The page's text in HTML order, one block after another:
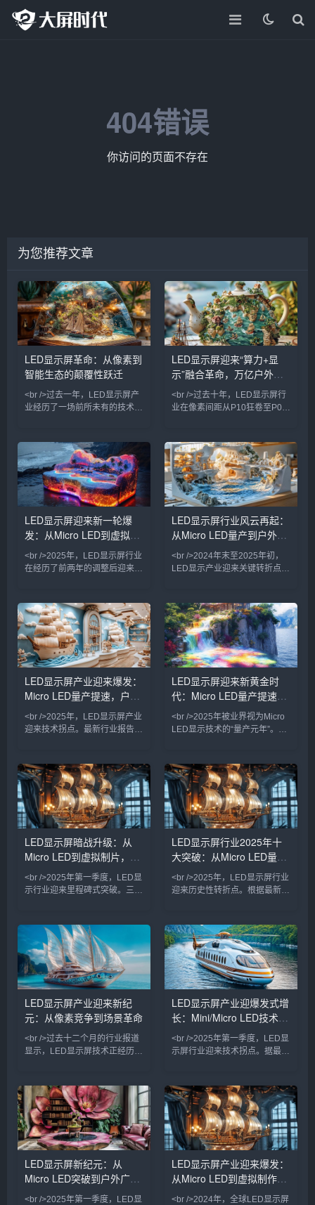
404错误
你访问的页面不存在
为您推荐文章
LED显示屏革命：从像素到
智能生态的颠覆性跃迁
<br />过去一年，LED显示屏产
业经历了一场前所未有的技术爆
电影屏，传统LCD和OLED的统
治地位正被悄然撼动。据最新行
业报告显示，2025年全球LED
显示屏市场规模预计突破120亿
美元，其中Mini LED背光产品
出货量同比增长超200%，而
Micro LED虽未完全量产，但其
在AR眼镜、车载显示等细分领
LED显示屏迎来“算力+显
示”融合革命，万亿户外媒
体市场重新洗牌
<br />过去十年，LED显示屏行
业在像素间距从P10狂卷至P0.9
示，行业正在经历一场由“芯片
倒装+COB集成封装”驱动的根本
性变革。多家头部厂商已实现
P0.4以下Micro LED显示屏的良
率突破，单位成本较2023年下
降近60%。在深圳举行的国际
LED展上，一款采用玻璃基板的
透明Micro LED屏惊艳全场——
LED显示屏迎来新一轮爆
发：从Micro LED到虚拟拍
摄，产业格局正在重塑
<br />2025年，LED显示屏行业
在经历了前两年的调整后迎来强
场规模预计突破120亿美元，同
比增长18%。这一增长背后，是
Mini/Micro LED技术的加速商
用、虚拟制作（Virtual
Production）需求的爆发，以及
户外裸眼3D大屏的普及。从上
游芯片到下游应用，产业链各环
节都在经历一场深刻的效率革
LED显示屏行业风云再起：
从Micro LED量产到户外广
告新蓝海，一场显示革命正
在进行
<br />2024年末至2025年初，
LED显示产业迎来关键转折点。
和超大尺寸无缝拼接屏，像素间
距突破P0.3以下，亮度与寿命较
传统OLED提升数倍。多家设备
厂商透露，巨量转移良率已从去
年不足90%提升至99.99%，成
本骤降60%。这意味着Micro
LED不再只是实验室里的奢侈
品，而是开始进入高端商用显示
LED显示屏产业迎来爆发：
Micro LED量产提速，户外
广告迈向万亿级市场
<br />2025年，LED显示屏产业
迎来技术拐点。最新行业报告显
小时200万颗，远超此前业界预
期。三星、索尼、京东方等巨头
相继发布新一代Micro LED显示
屏，像素间距下探至P0.3以下，
亮度却提升至5000nit以上。这
意味着，在户外强光环境下，
Micro LED依然能呈现细腻画
质，彻底解决了传统LCD和
LED显示屏迎来新黄金时
代：Micro LED量产提速与
户外广告数字化浪潮重塑产
业格局
<br />2025年被业界视为Micro
LED显示技术的“量产元年”。最
华灿光电等企业在Micro LED芯
片巨量转移技术上取得突破性进
展，良率从去年不足60%提升至
85%以上，单颗芯片成本下降近
四成。这意味着，曾被诟病“价
格高昂、难以落地”的Micro LED
大屏，正以每年约30%的速度降
低售价，并率先在高端商业显
LED显示屏暗战升级：从
Micro LED到虚拟制片，一
场改写视觉产业的万亿赛道
竞速
<br />2025年第一季度，LED显
示行业迎来里程碑式突破。三
99.9%，像素间距突破P0.3极
限，而单位成本较三年前下降逾
60%。这意味着曾被视作“下一
代显示技术”的Micro LED，正以
惊人速度从实验室走向商业应
用。<br /><br />在近日落幕的
ISE 2025展会上，超过40家厂
商展出Micro LED透明屏、柔性
LED显示屏行业2025年十
大突破：从Micro LED量产
到AI驱动的透明显示新时代
<br />2025年，LED显示屏行业
迎来历史性转折点。根据最新出
槛，三星、索尼与京东方等头部
厂商相继宣布其Micro LED大尺
寸显示屏进入量产阶段。与传统
的LCD和OLED相比，Micro
LED在亮度、响应速度和功耗上
均实现了数量级的跃升，峰值亮
度突破10000尼特，而功耗降低
了40%。业内人士指出，这标志
LED显示屏产业迎来新纪
元：从像素竞争到场景革命
<br />过去十二个月的行业报道
显示，LED显示屏技术正经历一
方相继展示的Micro LED透明
屏，已将像素间距缩小至0.3毫
米以下，亮度突破10,000尼
特，同时通过巨量转移技术的改
良，将良品率提升至99.9%。与
此同时，Mini LED背光模组成
本较去年同期下降40%，促使
TCL、海信等品牌将85英寸以上
LED显示屏产业迎爆发式增
长：Mini/Micro LED技术颠
覆视觉体验，户外广告市场
重构在即
<br />2025年第一季度，LED显
示屏行业迎来技术拐点。据最新
180%，三星、TCL、苹果等头
部厂商纷纷将Mini LED技术下
放至中端产品线，推动终端售价
首次跌破万元大关。与此同时，
Micro LED领域传来重磅消息：
国内头部芯片厂商三安光电宣
布，其微米级LED芯片的巨量转
移良率已提升至99.99%，这一
LED显示屏新纪元：从
Micro LED突破到户外广告
的智慧革命
<br />2025年第一季度，LED显
LED显示屏产业迎来爆发：
从Micro LED到虚拟制作，
技术革命重塑千亿市场
<br />2024年，全球LED显示屏